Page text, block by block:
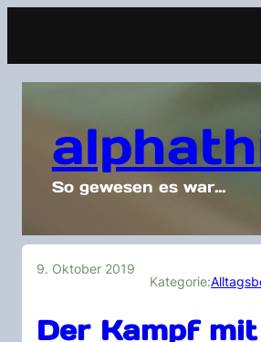
So gewesen es war…
9. Oktober 2019
Kategorie:
Der Kampf